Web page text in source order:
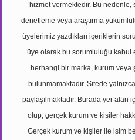
hizmet vermektedir. Bu
denetleme veya araştırma
üyelerimiz yazdıkları içeriklerin
üye olarak bu sorumluluğu kabul
herhangi bir marka, kurum veya
bulunmamaktadır. Sitede
paylaşılmaktadır. Burada yer alan
olup, gerçek kurum ve kişiler
Gerçek kurum ve kişiler ile isim